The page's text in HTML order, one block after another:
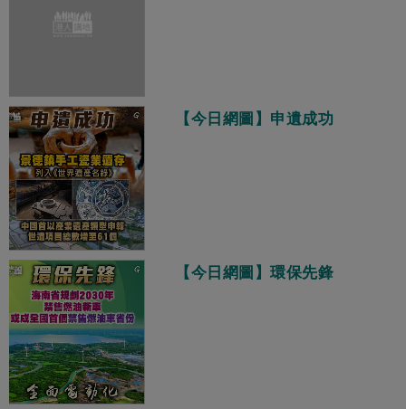
【今日網圖】申遺成功
【今日網圖】環保先鋒